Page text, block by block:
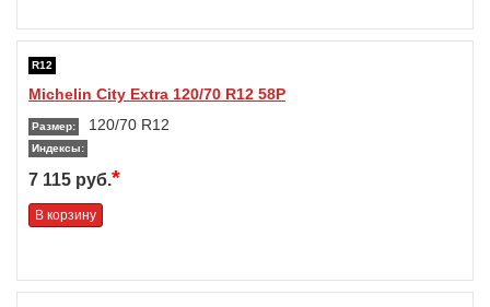
R12
Michelin City Extra 120/70 R12 58P
Размер: 120/70 R12
Индексы:
7 115 руб.*
В корзину